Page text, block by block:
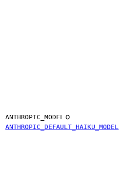
ANTHROPIC_MODEL o
ANTHROPIC_DEFAULT_HAIKU_MODEL